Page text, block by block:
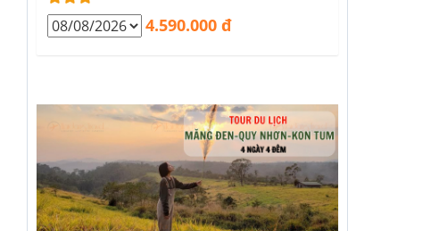
4.590.000 đ